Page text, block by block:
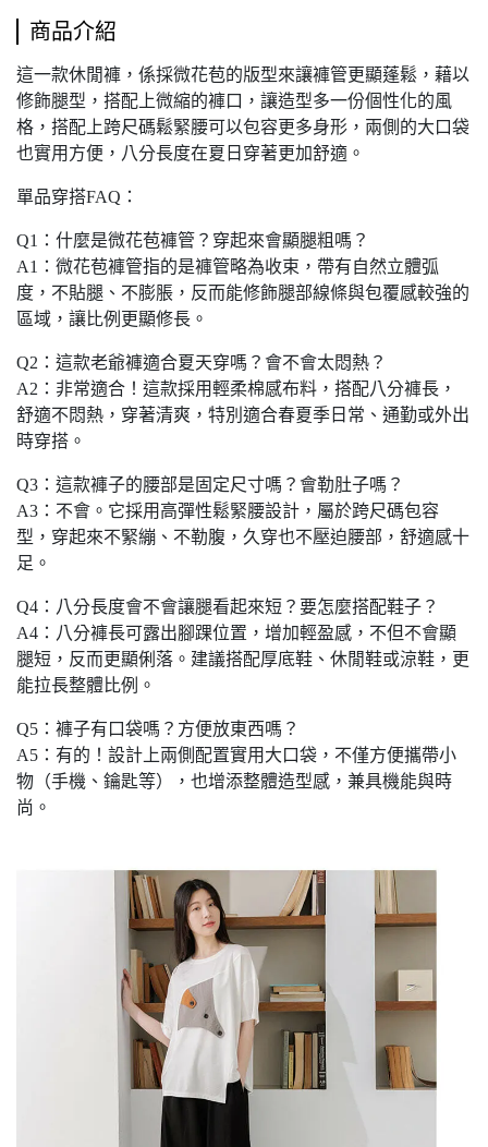
商品介紹
這一款休閒褲，係採微花苞的版型來讓褲管更顯蓬鬆，藉以
修飾腿型，搭配上微縮的褲口，讓造型多一份個性化的風
格，搭配上跨尺碼鬆緊腰可以包容更多身形，兩側的大口袋
也實用方便，八分長度在夏日穿著更加舒適。
單品穿搭FAQ：
Q1：什麼是微花苞褲管？穿起來會顯腿粗嗎？
A1：微花苞褲管指的是褲管略為收束，帶有自然立體弧
度，不貼腿、不膨脹，反而能修飾腿部線條與包覆感較強的
區域，讓比例更顯修長。
Q2：這款老爺褲適合夏天穿嗎？會不會太悶熱？
A2：非常適合！這款採用輕柔棉感布料，搭配八分褲長，
舒適不悶熱，穿著清爽，特別適合春夏季日常、通勤或外出
時穿搭。
Q3：這款褲子的腰部是固定尺寸嗎？會勒肚子嗎？
A3：不會。它採用高彈性鬆緊腰設計，屬於跨尺碼包容
型，穿起來不緊繃、不勒腹，久穿也不壓迫腰部，舒適感十
足。
Q4：八分長度會不會讓腿看起來短？要怎麼搭配鞋子？
A4：八分褲長可露出腳踝位置，增加輕盈感，不但不會顯
腿短，反而更顯俐落。建議搭配厚底鞋、休閒鞋或涼鞋，更
能拉長整體比例。
Q5：褲子有口袋嗎？方便放東西嗎？
A5：有的！設計上兩側配置實用大口袋，不僅方便攜帶小
物（手機、鑰匙等），也增添整體造型感，兼具機能與時
尚。